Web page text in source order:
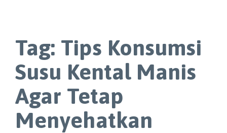
Tag: Tips Konsumsi
Susu Kental Manis
Agar Tetap
Menyehatkan